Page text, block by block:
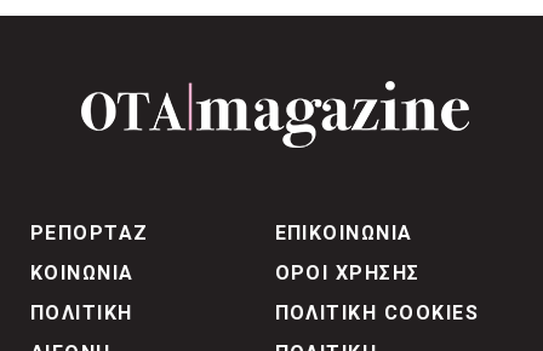
ΡΕΠΟΡΤΑΖ
ΚΟΙΝΩΝΙΑ
ΠΟΛΙΤΙΚΗ
ΕΠΙΚΟΙΝΩΝΙΑ
ΟΡΟΙ ΧΡΗΣΗΣ
ΠΟΛΙΤΙΚΗ COOKIES